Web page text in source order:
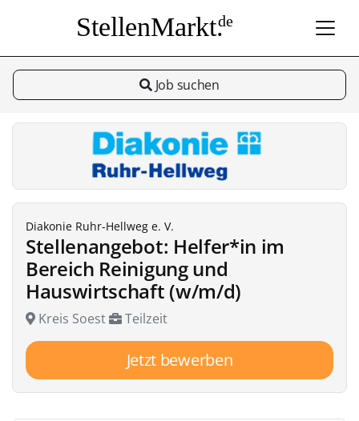
StellenMarkt.de
Job suchen
Diakonie Ruhr-Hellweg e. V.
Stellenangebot: Helfer*in im
Bereich Reinigung und
Hauswirtschaft (w/m/d)
Kreis Soest Teilzeit
Jetzt bewerben